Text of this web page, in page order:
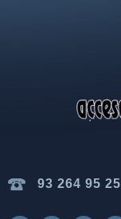
93 264 95 25